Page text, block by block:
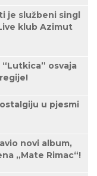
je službeni singl
klub Azimut
osvaja
u pjesmi
novi album,
„Mate Rimac“!